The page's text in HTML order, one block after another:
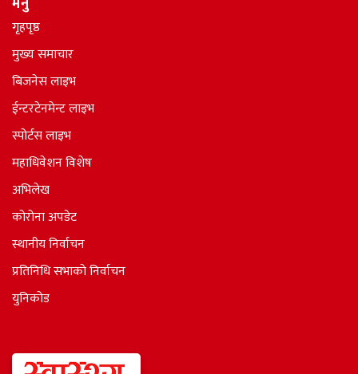
गृहपृष्ठ
मुख्य समाचार
बिजनेस लाइभ
ईन्टरटेनमेन्ट लाइभ
स्पोर्टस लाइभ
महाधिवेशन विशेष
अभिलेख
कोरोना अपडेट
स्थानीय निर्वाचन
प्रतिनिधि सभाकाे निर्वाचन
युनिकोड